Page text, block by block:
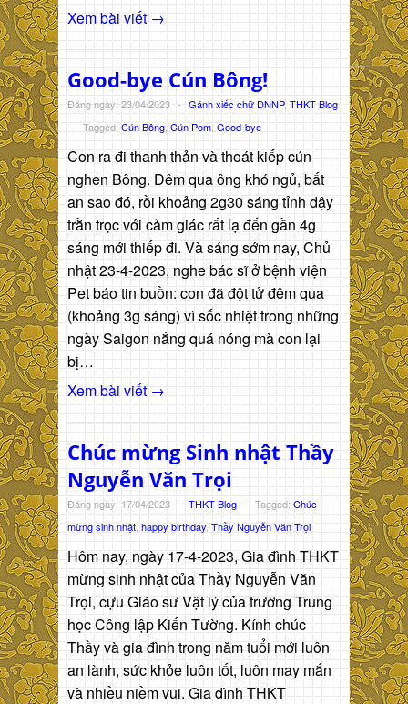
Xem bài viết →
Good-bye Cún Bông!
Đăng ngày: 23/04/2023 - Gánh xiếc chữ DNNP, THKT Blog
- Tagged: Cún Bông Cún Pom, Good-bye
Con ra đi thanh thản và thoát kiếp cún
nghen Bông. Đêm qua ông khó ngủ, bất
an sao đó, rồi khoảng 2g30 sáng tỉnh dậy
trằn trọc với cảm giác rất lạ đến gần 4g
sáng mới thiếp đi. Và sáng sớm nay, Chủ
nhật 23-4-2023, nghe bác sĩ ở bệnh viện
Pet báo tin buồn: con đã đột tử đêm qua
(khoảng 3g sáng) vì sốc nhiệt trong những
ngày Saigon nắng quá nóng mà con lại
bị…
Xem bài viết →
Chúc mừng Sinh nhật Thầy
Nguyễn Văn Trọi
Đăng ngày: 17/04/2023 - THKT Blog - Tagged: Chúc
mừng sinh nhật happy birthday Thầy Nguyễn Văn Trọi
Hôm nay, ngày 17-4-2023, Gia đình THKT
mừng sinh nhật của Thầy Nguyễn Văn
Trọi, cựu Giáo sư Vật lý của trường Trung
học Công lập Kiến Tường. Kính chúc
Thầy và gia đình trong năm tuổi mới luôn
an lành, sức khỏe luôn tốt, luôn may mắn
và nhiều niềm vui. Gia đình THKT